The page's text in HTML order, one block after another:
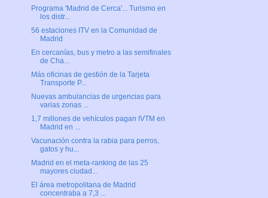
Programa 'Madrid de Cerca'... Turismo en
los distr...
56 estaciones ITV en la Comunidad de
Madrid
En cercanías, bus y metro a las semifinales
de Cha...
Más oficinas de gestión de la Tarjeta
Transporte P...
Nuevas ambulancias de urgencias para
varias zonas ...
1,7 millones de vehículos pagan IVTM en
Madrid en ...
Vacunación contra la rabia para perros,
gatos y hu...
Madrid en el meta-ranking de las 25
mayores ciudad...
El área metropolitana de Madrid
concentraba a 7,3 ...